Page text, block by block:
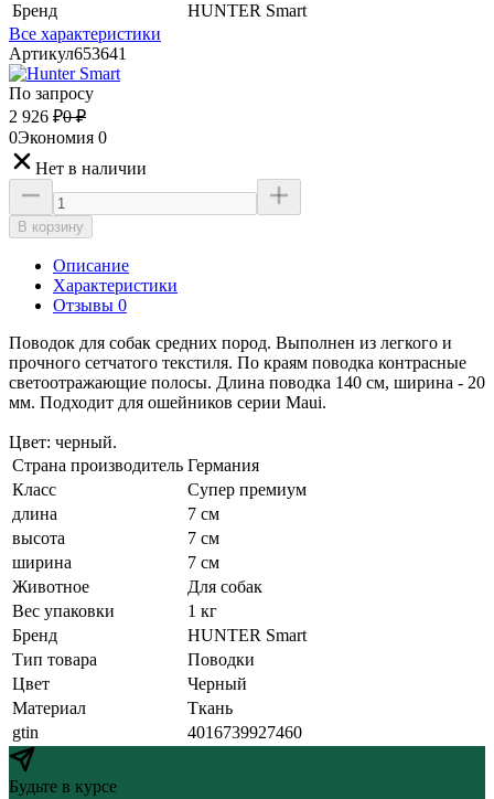
Бренд
HUNTER Smart
Все характеристики
Артикул653641
По запросу
2 926 ₽0 ₽
0Экономия 0
Нет в наличии
В корзину
Описание
Характеристики
Отзывы 0
Поводок для собак средних пород. Выполнен из легкого и
прочного сетчатого текстиля. По краям поводка контрасные
светоотражающие полосы. Длина поводка 140 см, ширина - 20
мм. Подходит для ошейников серии Maui.
Цвет: черный.
Страна производитель Германия
Класс
Супер премиум
длина
7 см
высота
7 см
ширина
7 см
Животное
Для собак
Вес упаковки
1 кг
Бренд
HUNTER Smart
Тип товара
Поводки
Цвет
Черный
Материал
Ткань
gtin
4016739927460
Будьте в курсе